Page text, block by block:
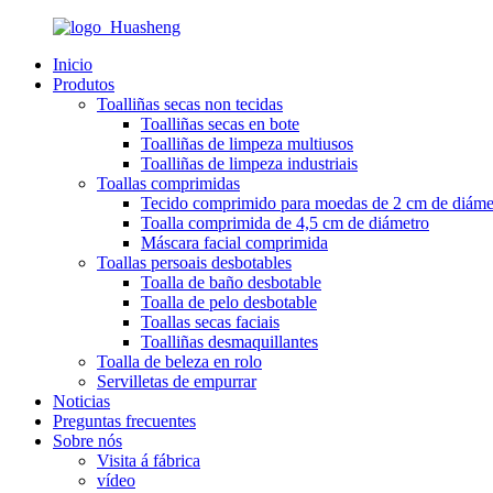
Inicio
Produtos
Toalliñas secas non tecidas
Toalliñas secas en bote
Toalliñas de limpeza multiusos
Toalliñas de limpeza industriais
Toallas comprimidas
Tecido comprimido para moedas de 2 cm de
Toalla comprimida de 4,5 cm de diámetro
Máscara facial comprimida
Toallas persoais desbotables
Toalla de baño desbotable
Toalla de pelo desbotable
Toallas secas faciais
Toalliñas desmaquillantes
Toalla de beleza en rolo
Servilletas de empurrar
Noticias
Preguntas frecuentes
Sobre nós
Visita á fábrica
vídeo